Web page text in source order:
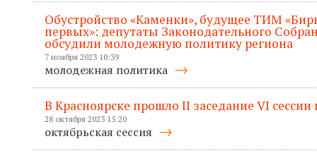
Обустройство «Каменки», будущее ТИМ
первых»: депутаты Законодательного
обсудили молодежную политику региона
7 ноября 2023 10:39
молодежная политика
В Красноярске прошло II заседание VI сессии
28 октября 2023 15:20
октябрьская сессия